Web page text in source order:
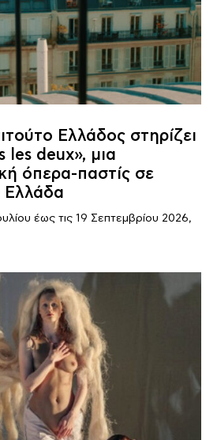
Ελλάδος στηρίζει
les deux», μια
όπερα-παστίς σε
Ελλάδα
έως τις 19 Σεπτεμβρίου 2026,